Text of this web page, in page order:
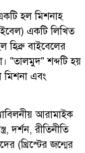
হল মিশনাহ
একটি লিখিত
হিব্রু বাইবেলের
"তালমুদ" শব্দটি হয়
মিশনা এবং
আরামাইক
দর্শন, রীতিনীতি
(খ্রিস্টের জন্মের